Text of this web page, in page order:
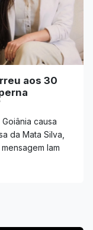
aos 30
causa
da Mata Silva,
lam